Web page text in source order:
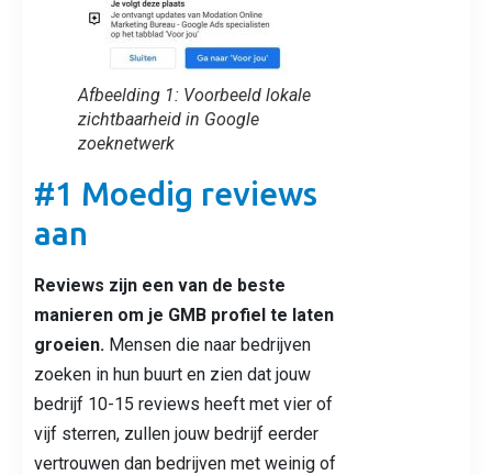
Afbeelding 1: Voorbeeld lokale
zichtbaarheid in Google
zoeknetwerk
#1 Moedig reviews
aan
Reviews zijn een van de beste
manieren om je GMB profiel te laten
groeien. Mensen die naar bedrijven
zoeken in hun buurt en zien dat jouw
bedrijf 10-15 reviews heeft met vier of
vijf sterren, zullen jouw bedrijf eerder
vertrouwen dan bedrijven met weinig of